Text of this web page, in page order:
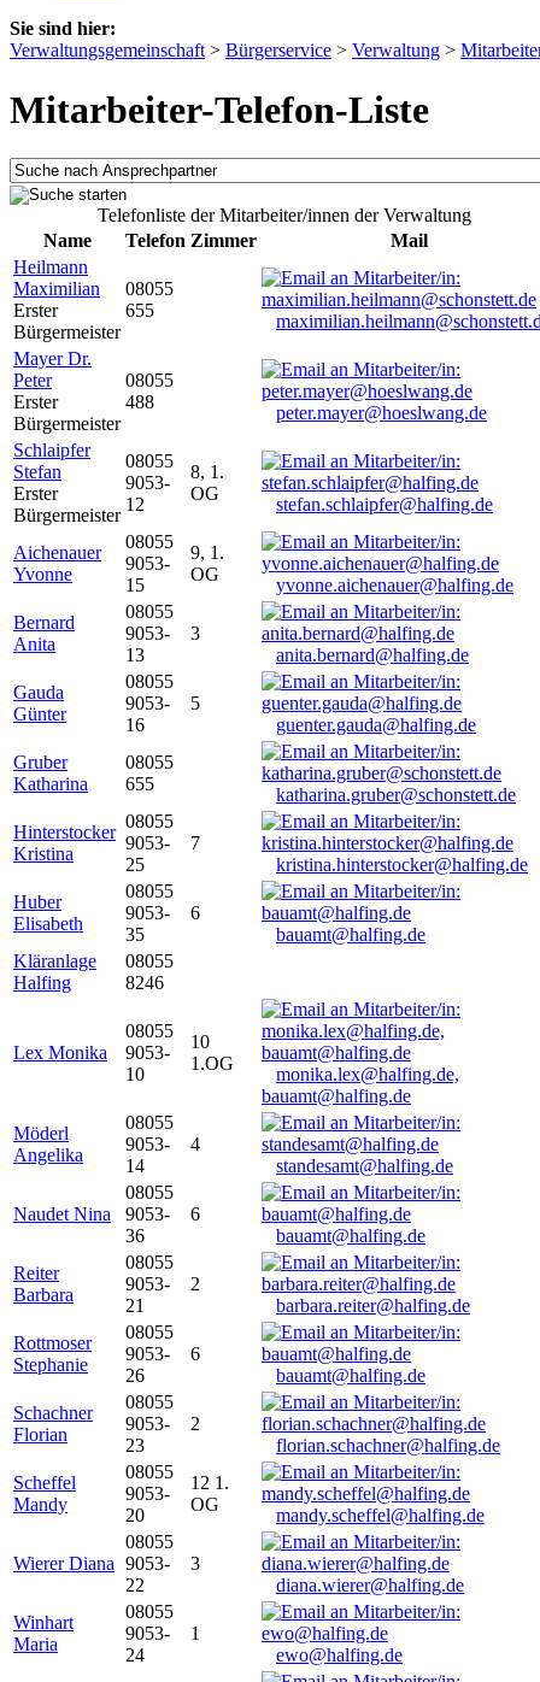
Sie sind hier:
Verwaltungsgemeinschaft > Bürgerservice > Verwaltung >
Mitarbeiter-Telefon-Liste
Telefonliste der Mitarbeiter/innen der Verwaltung
Name
Telefon Zimmer
Mail
Heilmann
Maximilian
Erster
Bürgermeister
08055
655
Mayer Dr.
Peter
Erster
Bürgermeister
08055
488
peter.mayer@hoeslwang.de
Schlaipfer
Stefan
Erster
Bürgermeister
08055
9053-
12
8, 1.
OG
stefan.schlaipfer@halfing.de
Aichenauer
Yvonne
08055
9053-
15
9, 1.
OG
yvonne.aichenauer@halfing.de
Bernard
Anita
08055
9053-
13
3
anita.bernard@halfing.de
Gauda
Günter
08055
9053-
16
5
guenter.gauda@halfing.de
Gruber
Katharina
08055
655
katharina.gruber@schonstett.de
Hinterstocker
Kristina
08055
9053-
25
7
kristina.hinterstocker@halfing.de
Huber
Elisabeth
08055
9053-
35
6
bauamt@halfing.de
Kläranlage
Halfing
08055
8246
Lex Monika
08055
9053-
10
10
1.OG
monika.lex@halfing.de,
bauamt@halfing.de
Möderl
Angelika
08055
9053-
14
4
standesamt@halfing.de
Naudet Nina
08055
9053-
36
6
bauamt@halfing.de
Reiter
Barbara
08055
9053-
21
2
barbara.reiter@halfing.de
Rottmoser
Stephanie
08055
9053-
26
6
bauamt@halfing.de
Schachner
Florian
08055
9053-
23
2
florian.schachner@halfing.de
Scheffel
Mandy
08055
9053-
20
12 1.
OG
mandy.scheffel@halfing.de
Wierer Diana
08055
9053-
22
3
diana.wierer@halfing.de
Winhart
Maria
08055
9053-
24
1
ewo@halfing.de